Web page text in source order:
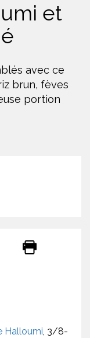
et
avec ce
brun, fèves
portion
Halloumi, 3/8-